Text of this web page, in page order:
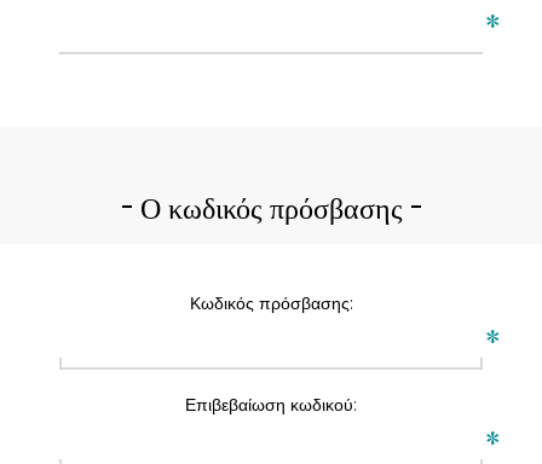
*
Ο κωδικός πρόσβασης
Κωδικός πρόσβασης:
*
Επιβεβαίωση κωδικού:
*